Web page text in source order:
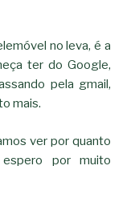
no leva, é a
ter do Google,
pela gmail,
mais.
ver por quanto
por muito